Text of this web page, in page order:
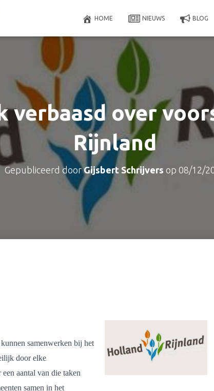
HOME NIEUWS BLOG
verbaasd over
Rijnland
Gepubliceerd doorGijsbert Schrijvers op 08/12/
samenwerken bij het
door elke
aantal van die taken
samen in het